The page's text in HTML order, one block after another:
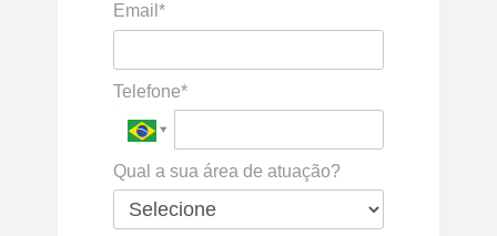
Email*
Telefone*
Qual a sua área de atuação?